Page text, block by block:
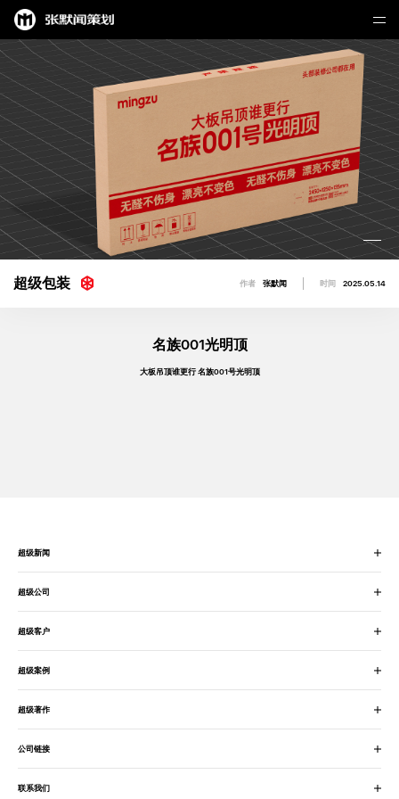
超级包装 作者 张默闻 时间 2025.05.14
名族001光明顶
大板吊顶谁更行 名族001号光明顶
超级新闻
超级公司
超级客户
超级案例
超级著作
公司链接
联系我们